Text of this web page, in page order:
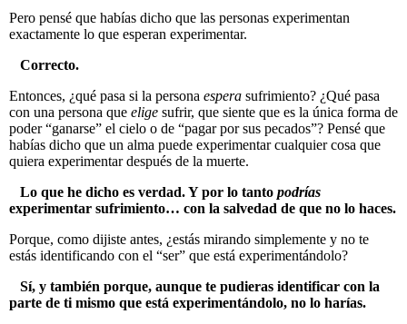
Pero pensé que habías dicho que las personas experimentan
exactamente lo que esperan experimentar.
Correcto.
Entonces, ¿qué pasa si la persona espera sufrimiento? ¿Qué pasa
con una persona que elige sufrir, que siente que es la única forma de
poder “ganarse” el cielo o de “pagar por sus pecados”? Pensé que
habías dicho que un alma puede experimentar cualquier cosa que
quiera experimentar después de la muerte.
Lo que he dicho es verdad. Y por lo tanto podrías
experimentar sufrimiento… con la salvedad de que no lo haces.
Porque, como dijiste antes, ¿estás mirando simplemente y no te
estás identificando con el “ser” que está experimentándolo?
Sí, y también porque, aunque te pudieras identificar con la
parte de ti mismo que está experimentándolo, no lo harías.